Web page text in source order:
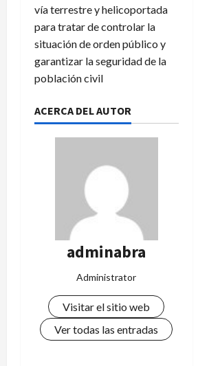
vía terrestre y helicoportada
para tratar de controlar la
situación de orden público y
garantizar la seguridad de la
población civil
ACERCA DEL AUTOR
adminabra
Administrator
Visitar el sitio web
Ver todas las entradas